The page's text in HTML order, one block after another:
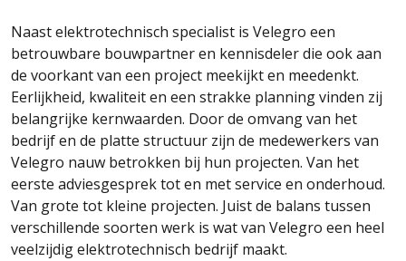
Naast elektrotechnisch specialist is Velegro een
betrouwbare bouwpartner en kennisdeler die ook aan
de voorkant van een project meekijkt en meedenkt.
Eerlijkheid, kwaliteit en een strakke planning vinden zij
belangrijke kernwaarden. Door de omvang van het
bedrijf en de platte structuur zijn de medewerkers van
Velegro nauw betrokken bij hun projecten. Van het
eerste adviesgesprek tot en met service en onderhoud.
Van grote tot kleine projecten. Juist de balans tussen
verschillende soorten werk is wat van Velegro een heel
veelzijdig elektrotechnisch bedrijf maakt.